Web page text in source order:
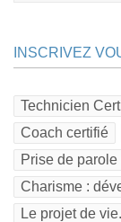
INSCRIVEZ
Technicien
Coach certifié
Prise de
Charisme :
Le projet de vie.